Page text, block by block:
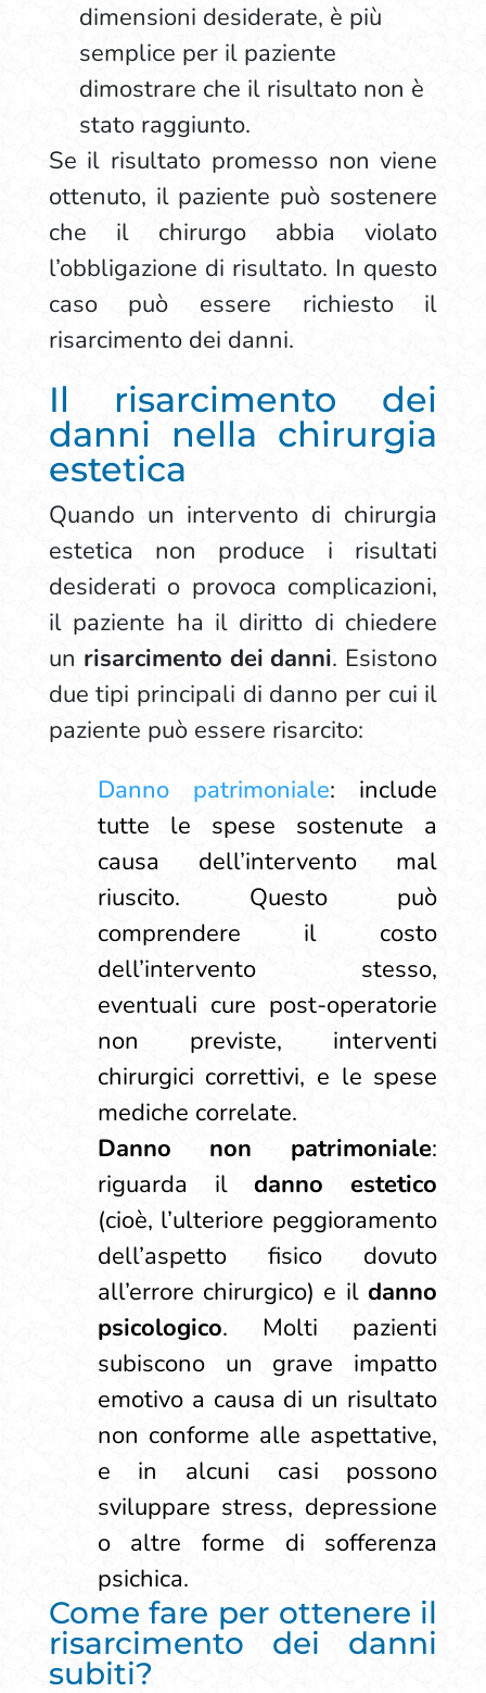
dimensioni desiderate, è più
semplice per il paziente
dimostrare che il risultato non è
stato raggiunto.
Se il risultato promesso non viene
ottenuto, il paziente può sostenere
che il chirurgo abbia violato
l’obbligazione di risultato. In questo
caso può essere richiesto il
risarcimento dei danni.
Il risarcimento dei
danni nella chirurgia
estetica
Quando un intervento di chirurgia
estetica non produce i risultati
desiderati o provoca complicazioni,
il paziente ha il diritto di chiedere
un risarcimento dei danni. Esistono
due tipi principali di danno per cui il
paziente può essere risarcito:
Danno patrimoniale: include
tutte le spese sostenute a
causa dell’intervento mal
riuscito. Questo può
comprendere il costo
dell’intervento stesso,
eventuali cure post-operatorie
non previste, interventi
chirurgici correttivi, e le spese
mediche correlate.
Danno non patrimoniale:
riguarda ildanno estetico
(cioè, l’ulteriore peggioramento
dell’aspetto fisico dovuto
all’errore chirurgico) e ildanno
psicologico. Molti pazienti
subiscono un grave impatto
emotivo a causa di un risultato
non conforme alle aspettative,
e in alcuni casi possono
sviluppare stress, depressione
o altre forme di sofferenza
psichica.
Come fare per ottenere il
risarcimento dei danni
subiti?